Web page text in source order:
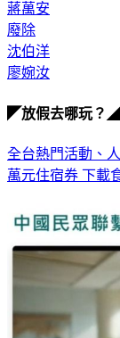
蔣萬安
廢除
沈伯洋
廖婉汝
◤放假去哪玩？◢
全台熱門活動、
萬元住宿券 下載